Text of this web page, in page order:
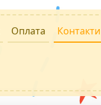
Оплата Контакти